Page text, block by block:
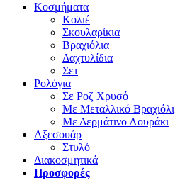
Κοσμήματα
Κολιέ
Σκουλαρίκια
Βραχιόλια
Δαχτυλίδια
Σετ
Ρολόγια
Σε Ροζ Χρυσό
Με Μεταλλικό Βραχιόλι
Με Δερμάτινο Λουράκι
Αξεσουάρ
Στυλό
Διακοσμητικά
Προσφορές